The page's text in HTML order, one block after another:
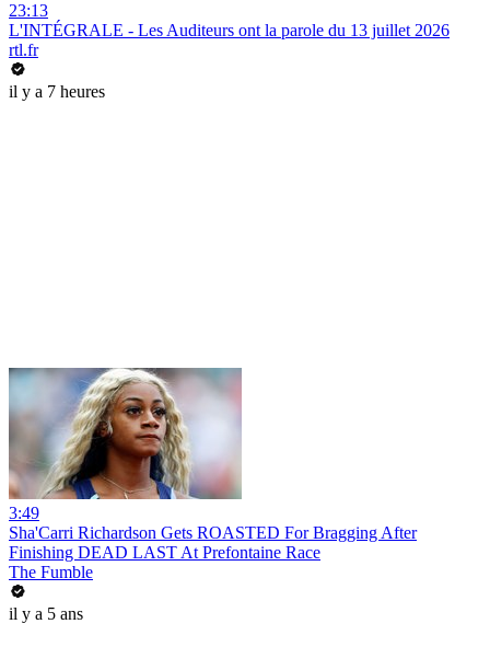
23:13
L'INTÉGRALE - Les Auditeurs ont la parole du 13 juillet 2026
rtl.fr
il y a 7 heures
3:49
Sha'Carri Richardson Gets ROASTED For Bragging After
Finishing DEAD LAST At Prefontaine Race
The Fumble
il y a 5 ans